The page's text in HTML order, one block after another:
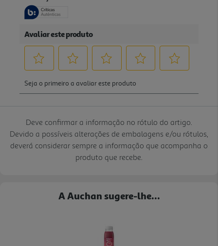
Deve confirmar a informação no rótulo do artigo.
Devido a possíveis alterações de embalagens e/ou rótulos,
deverá considerar sempre a informação que acompanha o
produto que recebe.
A Auchan sugere-lhe...